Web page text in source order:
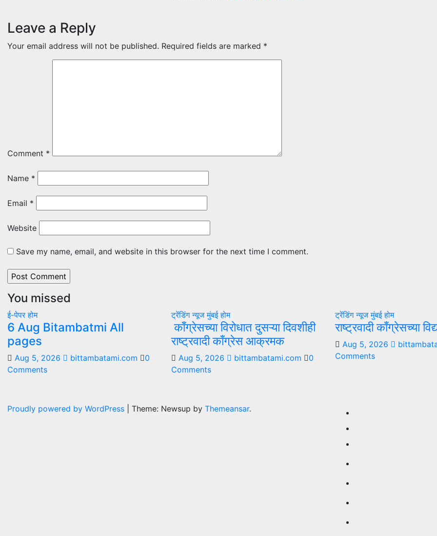
Leave a Reply
Your email address will not be published. Required fields are marked *
Comment *
Name *
Email *
Website
Save my name, email, and website in this browser for the next time I comment.
You missed
ई-पेपरहोम
6 Aug Bitambatmi All
pages
Aug 5, 2026 bittambatami.com
0
Comments
ट्रेंडिंग न्यूजमुंबईहोम
काँग्रेसच्या विरोधात दुसऱ्या दिवशीही
राष्ट्रवादी काँग्रेस आक्रमक
Aug 5, 2026 bittambatami.com
0
Comments
ट्रेंडिंग न्यूजमुंबईहोम
राष्ट्रवादी काँग्रेसच्या
Aug 5, 2026
Comments
Proudly powered by WordPress Theme: Newsup by Themeansar.